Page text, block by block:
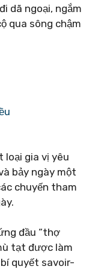
dã ngoại, ngắm
qua sông chậm
loại gia vị yêu
bảy ngày một
chuyến tham
đầu “thợ
tạt được làm
quyết savoir-